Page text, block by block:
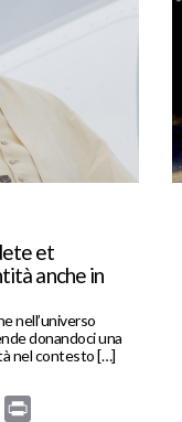
et
anche in
nell’universo
donandoci una
nel contesto […]
Email